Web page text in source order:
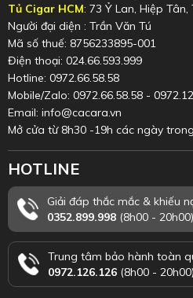
Tủ Cigar HCM: 73 Ỷ Lan, Hiệp Tân,
Người đại diện : Trần Văn Tú
Mã số thuế: 8756233895-001
Điện thoại: 024.66.593.999
Hotline: 0972.66.58.58
Mobile/Zalo: 0972.66.58.58 -
Email: info@cacara.vn
Mở cửa từ 8h30 -19h các ngày
HOTLINE
Giải đáp thắc mắc & khiếu
0352.899.998 (8h00 - 20h00)
Trung tâm bảo hành toàn
0972.126.126 (8h00 - 20h00)